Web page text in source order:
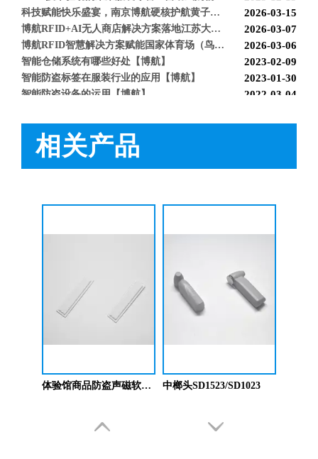
2026-03-15
2026-03-07
2026-03-06
智能仓储系统有哪些好处【博航】 2023-02-09
智能防盗标签在服装行业的应用【博航】 2023-01-30
智能防盗设备的运用【博航】 2022-03-04
RFID与声磁防盗有什么区别呢？博航小编来解答【博航】 2022-01-26
相关产品
BH9686 声磁防盗器 BH9688 声磁防盗器
体验馆商品防盗声磁软标签SD2548-1 中榔头SD1523/SD1023